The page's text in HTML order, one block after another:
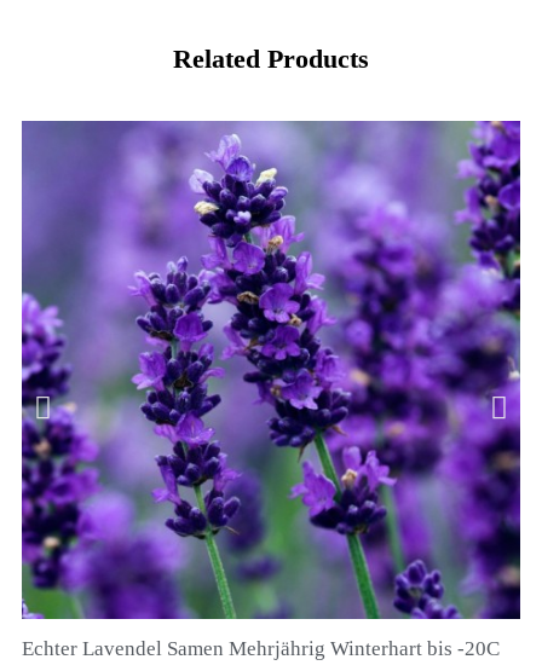
Related Products
QUICK VIEW
Echter Lavendel Samen Mehrjährig Winterhart bis -20C